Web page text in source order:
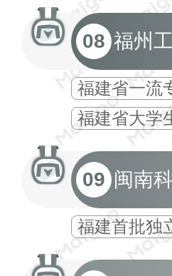
08 福州
福建省一流
福建省大学
09 闽南
福建首批独